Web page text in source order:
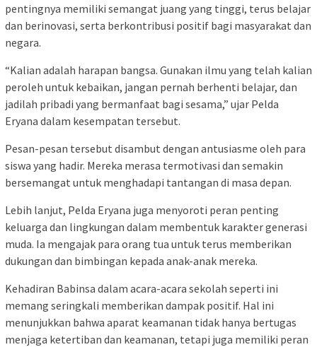
pentingnya memiliki semangat juang yang tinggi, terus belajar
dan berinovasi, serta berkontribusi positif bagi masyarakat dan
negara.
“Kalian adalah harapan bangsa. Gunakan ilmu yang telah kalian
peroleh untuk kebaikan, jangan pernah berhenti belajar, dan
jadilah pribadi yang bermanfaat bagi sesama,” ujar Pelda
Eryana dalam kesempatan tersebut.
Pesan-pesan tersebut disambut dengan antusiasme oleh para
siswa yang hadir. Mereka merasa termotivasi dan semakin
bersemangat untuk menghadapi tantangan di masa depan.
Lebih lanjut, Pelda Eryana juga menyoroti peran penting
keluarga dan lingkungan dalam membentuk karakter generasi
muda. Ia mengajak para orang tua untuk terus memberikan
dukungan dan bimbingan kepada anak-anak mereka.
Kehadiran Babinsa dalam acara-acara sekolah seperti ini
memang seringkali memberikan dampak positif. Hal ini
menunjukkan bahwa aparat keamanan tidak hanya bertugas
menjaga ketertiban dan keamanan, tetapi juga memiliki peran